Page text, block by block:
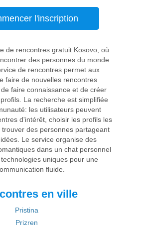
l'inscription
de rencontres gratuit Kosovo, où
des personnes du monde
de rencontres permet aux
faire de nouvelles rencontres
faire connaissance et de créer
La recherche est simplifiée
les utilisateurs peuvent
d'intérêt, choisir les profils les
trouver des personnes partageant
Le service organise des
dans un chat personnel
uniques pour une
fluide.
en ville
Pristina
Prizren